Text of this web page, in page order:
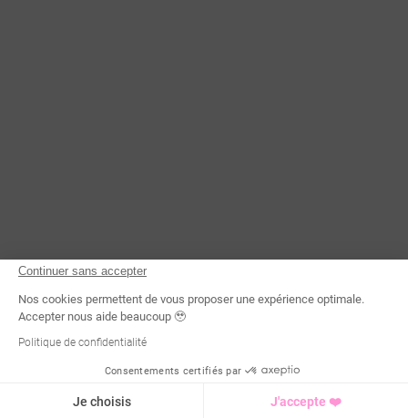
Continuer sans accepter
Nos cookies permettent de vous proposer une expérience optimale.
Accepter nous aide beaucoup 🥹
Politique de confidentialité
Consentements certifiés par
Je choisis J'accepte ❤️